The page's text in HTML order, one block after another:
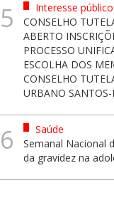
Interesse público
CONSELHO
ABERTO
PROCESSO
ESCOLHA DOS
CONSELHO
URBANO SANTOS-
Saúde
Semanal Nacional
da gravidez na